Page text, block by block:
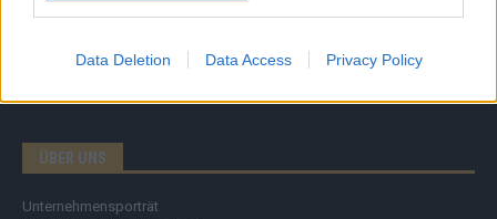
Data Deletion Data Access Privacy Policy
FLASH – DAS VIDEOPORTAL
ÜBER UNS
Unternehmensporträt